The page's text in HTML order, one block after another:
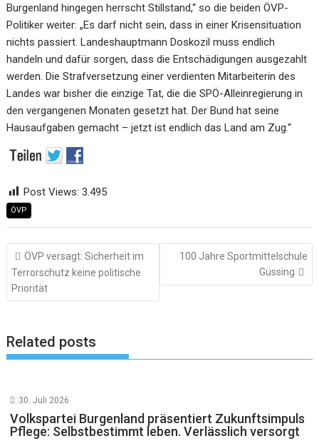
Burgenland hingegen herrscht Stillstand,“ so die beiden ÖVP-
Politiker weiter: „Es darf nicht sein, dass in einer Krisensituation
nichts passiert. Landeshauptmann Doskozil muss endlich
handeln und dafür sorgen, dass die Entschädigungen ausgezahlt
werden. Die Strafversetzung einer verdienten Mitarbeiterin des
Landes war bisher die einzige Tat, die die SPÖ-Alleinregierung in
den vergangenen Monaten gesetzt hat. Der Bund hat seine
Hausaufgaben gemacht – jetzt ist endlich das Land am Zug.“
Post Views: 3.495
ÖVP
Beitragsnavigation
ÖVP versagt: Sicherheit im
Terrorschutz keine politische
Priorität
100 Jahre Sportmittelschule
Güssing
Related posts
30. Juli 2026
Volkspartei Burgenland präsentiert Zukunftsimpuls
Pflege: Selbstbestimmt leben. Verlässlich versorgt